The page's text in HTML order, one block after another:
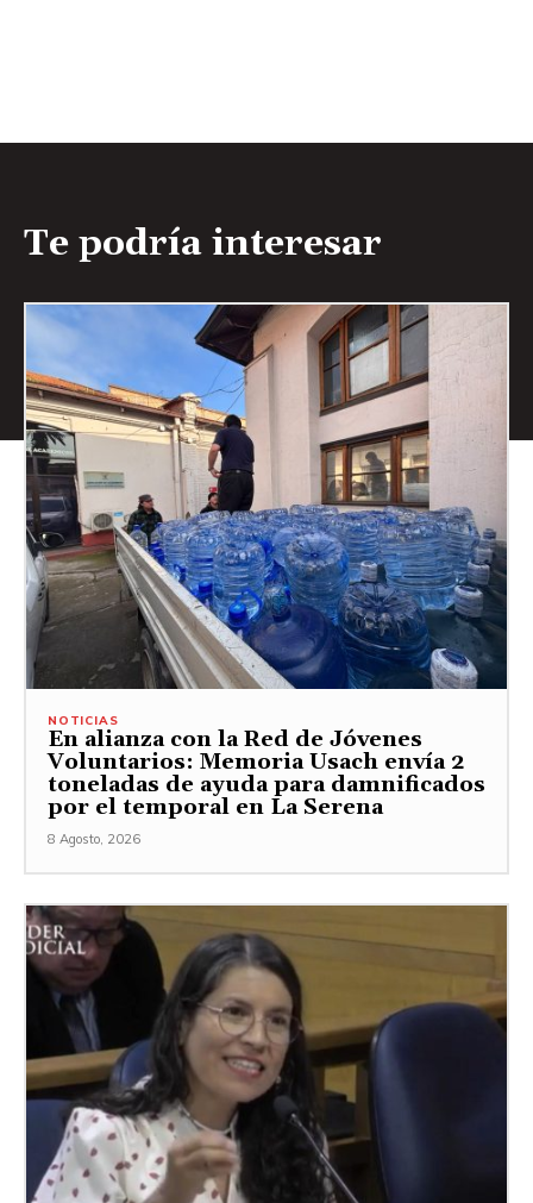
Te podría interesar
NOTICIAS
En alianza con la Red de Jóvenes
Voluntarios: Memoria Usach envía 2
toneladas de ayuda para damnificados
por el temporal en La Serena
8 Agosto, 2026